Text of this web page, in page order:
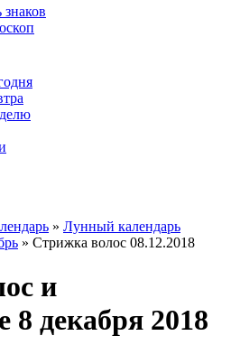
» Лунный календарь
» Стрижка волос 08.12.2018
и
декабря 2018